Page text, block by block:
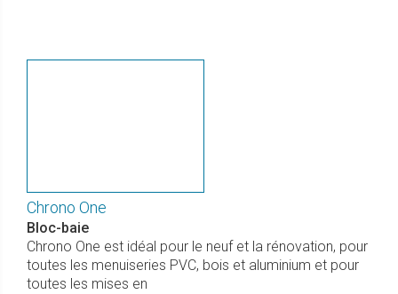
Chrono One
Bloc-baie
Chrono One est idéal pour le neuf et la rénovation, pour
toutes les menuiseries PVC, bois et aluminium et pour
toutes les mises en